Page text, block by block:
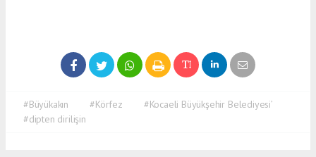
#Büyükakın #Körfez
#Kocaeli Büyükşehir Belediyesi’
#dipten dirilişin